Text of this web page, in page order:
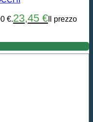
€.23,45 € Il prezzo